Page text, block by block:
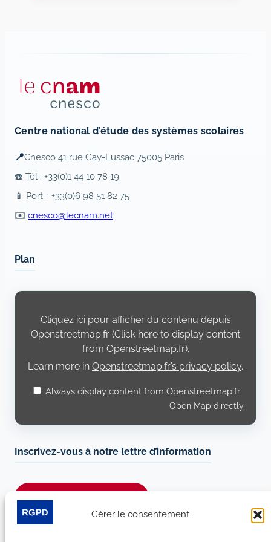
Gérer le consentement
Centre national d’étude des systèmes scolaires
📍Cnesco 41 rue Gay-Lussac 75005 Paris
☎️ Tél : +33(0)1 44 10 78 19
📱 Port. : +33(0)6 98 51 82 75
✉️ cnesco@lecnam.net
Plan
Display
Openstreetmap.fr
Cliquez ici pour afficher du contenu depuis
Openstreetmap.fr (Click here to display content
from Openstreetmap.fr).
Learn more in Openstreetmap.fr’s privacy policy.
Always display content from Openstreetmap.fr
Open Map directly
Inscrivez-vous à notre lettre d’information